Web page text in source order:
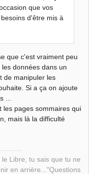
que vos
d'être mis à
que c'est vraiment peu
données dans un
de manipuler les
Si a ça on ajoute
...
les pages sommaires qui
mais là la difficulté
Libre, tu sais que tu ne
en arrière..."Questions